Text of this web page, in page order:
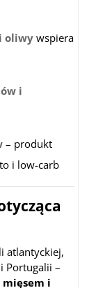
oliwywspiera
i
– produkt
i low-carb
atlantyckiej,
Portugalii –
i